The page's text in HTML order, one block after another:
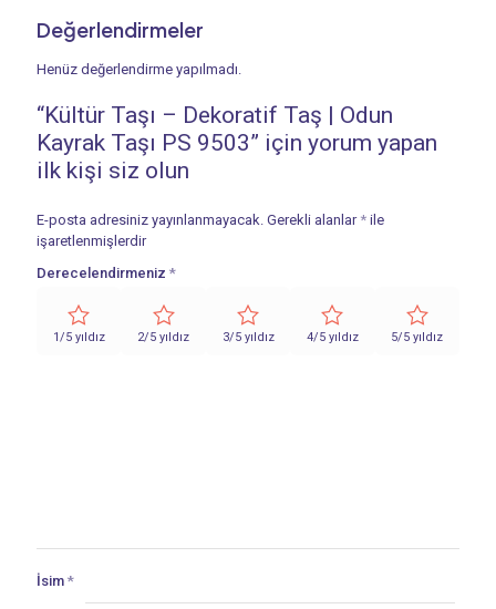
Değerlendirmeler
Henüz değerlendirme yapılmadı.
“Kültür Taşı – Dekoratif Taş | Odun
Kayrak Taşı PS 9503” için yorum yapan
ilk kişi siz olun
E-posta adresiniz yayınlanmayacak. Gerekli alanlar * ile
işaretlenmişlerdir
Derecelendirmeniz *
1/5 yıldız 2/5 yıldız 3/5 yıldız 4/5 yıldız 5/5 yıldız
İsim *